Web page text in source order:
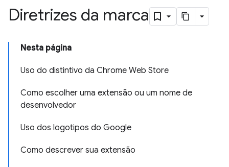
Diretrizes da marca
Nesta página
Uso do distintivo da Chrome Web Store
Como escolher uma extensão ou um nome de
desenvolvedor
Uso dos logotipos do Google
Como descrever sua extensão